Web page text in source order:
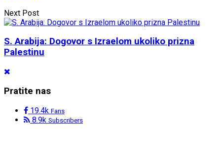
Next Post
S. Arabija: Dogovor s Izraelom ukoliko prizna
Palestinu
Pratite nas
19.4k Fans
8.9k Subscribers